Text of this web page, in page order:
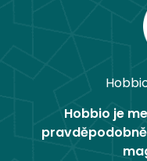
Hobbio je